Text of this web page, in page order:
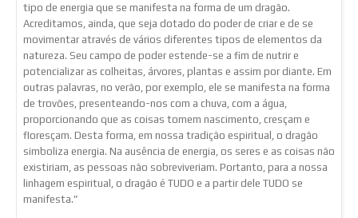
tipo de energia que se manifesta na forma de um dragão.
Acreditamos, ainda, que seja dotado do poder de criar e de se
movimentar através de vários diferentes tipos de elementos da
natureza. Seu campo de poder estende-se a fim de nutrir e
potencializar as colheitas, árvores, plantas e assim por diante. Em
outras palavras, no verão, por exemplo, ele se manifesta na forma
de trovões, presenteando-nos com a chuva, com a água,
proporcionando que as coisas tomem nascimento, cresçam e
floresçam. Desta forma, em nossa tradição espiritual, o dragão
simboliza energia. Na ausência de energia, os seres e as coisas não
existiriam, as pessoas não sobreviveriam. Portanto, para a nossa
linhagem espiritual, o dragão é TUDO e a partir dele TUDO se
manifesta.”